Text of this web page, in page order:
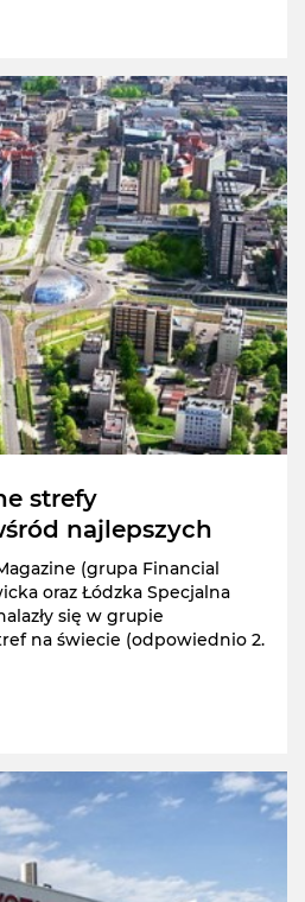
strefy
najlepszych
(grupa Financial
oraz Łódzka Specjalna
się w grupie
na świecie (odpowiednio 2.